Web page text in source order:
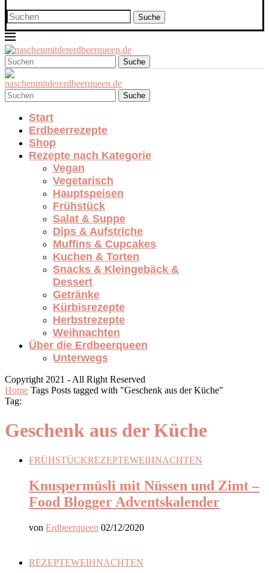
Suche
Suche
Suche
Start
Erdbeerrezepte
Shop
Rezepte nach Kategorie
Vegan
Vegetarisch
Hauptspeisen
Frühstück
Salat & Suppe
Dips & Aufstriche
Muffins & Cupcakes
Kuchen & Torten
Snacks & Kleingebäck &
Dessert
Getränke
Kürbisrezepte
Herbstrezepte
Weihnachten
Über die Erdbeerqueen
Unterwegs
Copyright 2021 - All Right Reserved
Home Tags Posts tagged with "Geschenk aus der Küche"
Tag:
Geschenk aus der Küche
FRÜHSTÜCKREZEPTEWEIHNACHTEN
Knuspermüsli mit Nüssen und Zimt –
Food Blogger Adventskalender
von Erdbeerqueen 02/12/2020
REZEPTEWEIHNACHTEN